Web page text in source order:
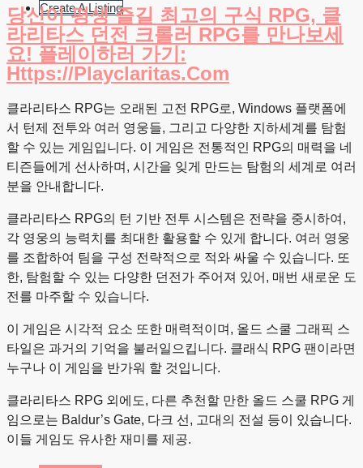
Create A Listing
당신이 평생 즐길 최고의 구식 RPG, 클
라리타스 던전 크롤러 RPG를 만나보세
요! 플레이하러 가기:
Https://playclaritas.com
클라리타스 RPG는 오래된 고전 RPG로, Windows 플랫폼에
서 턴제 전투와 여러 영웅들, 그리고 다양한 지하세계를 탐험
할 수 있는 게임입니다. 이 게임은 전통적인 RPG의 매력을 네
티즌들에게 선사하며, 시간을 잊게 만드는 탐험의 세계로 여러
분을 안내합니다.
클라리타스 RPG의 턴 기반 전투 시스템은 전략을 중시하여,
각 영웅의 능력치를 최대한 활용할 수 있게 합니다. 여러 영웅
를 조합하여 팀을 구성 전략적으로 적와 싸울 수 있습니다. 또
한, 탐험할 수 있는 다양한 던전가 주어져 있어, 매번 새로운 도
전를 마주할 수 있습니다.
이 게임은 시각적 요소 또한 매력적이며, 올드 스쿨 그래픽 스
타일은 과거의 기억을 불러일으킵니다. 클래식 RPG 팬이라면
누구나 이 게임을 반가워 할 것입니다.
클라리타스 RPG 외에도, 다른 추천할 만한 올드 스쿨 RPG 게
임으로는 Baldur’s Gate, 다크 선, 고대의 전설 등이 있습니다.
이들 게임도 유사한 재미를 제공.